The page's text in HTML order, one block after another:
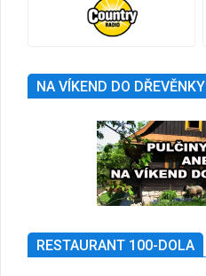
NA VÍKEND DO DŘEVĚNKY
RESTAURANT 100-DOLA